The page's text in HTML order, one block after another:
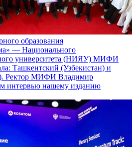
образования
— Национального
университета (НИЯУ) МИФИ
Ташкентский (Узбекистан) и
Ректор МИФИ Владимир
интервью нашему изданию